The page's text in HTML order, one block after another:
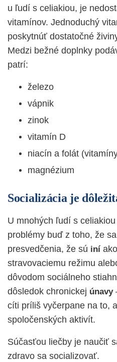
u ľudí s celiakiou, je
vitamínov. Jednoduchý
poskytnúť dostatočné
Medzi bežné doplnky
patrí:
železo
vápnik
zinok
vitamín D
niacín a folát
magnézium
Socializácia je
U mnohých ľudí s
problémy buď z toho, že
presvedčenia, že sú iní
stravovaciemu režimu
dôvodom sociálneho
dôsledok chronickej únavy
cíti príliš vyčerpane na to,
spoločenských aktivít.
Súčasťou liečby je naučiť
zdravo sa socializovať.